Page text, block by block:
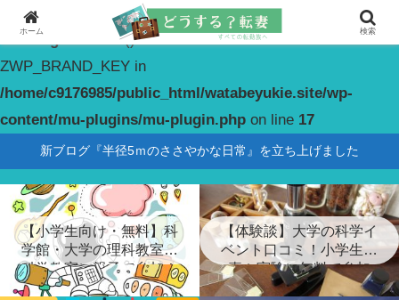
Warning
: constant(): Couldn't find constant
ZWP_BRAND_KEY in
/home/c9176985/public_html/watabeyukie.site/wp-
content/mu-plugins/mu-plugin.php on line 17
新ブログ『半径5ｍのささやかな日常』を立ち上げました
【小学生向け・無料】科
学館・大学の理科教室・
科学教室に親子で参加！
【体験談】大学の科学イ
ベント口コミ！小学生が
喜ぶ実験に無料で参加
ホーム 検索